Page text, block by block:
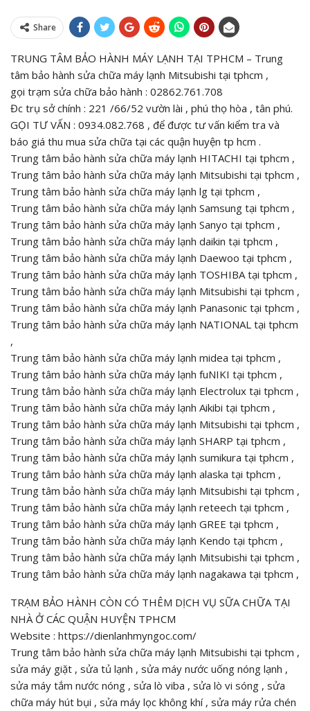
Share
TRUNG TÂM BẢO HÀNH MÁY LẠNH TẠI TPHCM – Trung
tâm bảo hành sửa chữa máy lạnh Mitsubishi tại tphcm ,
gọi trạm sửa chữa bảo hành : 02862.761.708
Đc trụ sở chính : 221 /66/52 vườn lài , phú thọ hòa , tân phú.
GỌI TƯ VẤN : 0934.082.768 , để được tư vấn kiểm tra và
báo giá thu mua sửa chữa tại các quận huyện tp hcm .
Trung tâm bảo hành sửa chữa máy lạnh HITACHI tại tphcm ,
Trung tâm bảo hành sửa chữa máy lạnh Mitsubishi tại tphcm ,
Trung tâm bảo hành sửa chữa máy lạnh lg tại tphcm ,
Trung tâm bảo hành sửa chữa máy lạnh Samsung tại tphcm ,
Trung tâm bảo hành sửa chữa máy lạnh Sanyo tại tphcm ,
Trung tâm bảo hành sửa chữa máy lạnh daikin tại tphcm ,
Trung tâm bảo hành sửa chữa máy lạnh Daewoo tại tphcm ,
Trung tâm bảo hành sửa chữa máy lạnh TOSHIBA tại tphcm ,
Trung tâm bảo hành sửa chữa máy lạnh Mitsubishi tại tphcm ,
Trung tâm bảo hành sửa chữa máy lạnh Panasonic tại tphcm ,
Trung tâm bảo hành sửa chữa máy lạnh NATIONAL tại tphcm
,
Trung tâm bảo hành sửa chữa máy lạnh midea tại tphcm ,
Trung tâm bảo hành sửa chữa máy lạnh fuNIKI tại tphcm ,
Trung tâm bảo hành sửa chữa máy lạnh Electrolux tại tphcm ,
Trung tâm bảo hành sửa chữa máy lạnh Aikibi tại tphcm ,
Trung tâm bảo hành sửa chữa máy lạnh Mitsubishi tại tphcm ,
Trung tâm bảo hành sửa chữa máy lạnh SHARP tại tphcm ,
Trung tâm bảo hành sửa chữa máy lạnh sumikura tại tphcm ,
Trung tâm bảo hành sửa chữa máy lạnh alaska tại tphcm ,
Trung tâm bảo hành sửa chữa máy lạnh Mitsubishi tại tphcm ,
Trung tâm bảo hành sửa chữa máy lạnh reteech tại tphcm ,
Trung tâm bảo hành sửa chữa máy lạnh GREE tại tphcm ,
Trung tâm bảo hành sửa chữa máy lạnh Kendo tại tphcm ,
Trung tâm bảo hành sửa chữa máy lạnh Mitsubishi tại tphcm ,
Trung tâm bảo hành sửa chữa máy lạnh nagakawa tại tphcm ,
TRẠM BẢO HÀNH CÒN CÓ THÊM DỊCH VỤ SỮA CHỮA TẠI
NHÀ Ở CÁC QUẬN HUYỆN TPHCM
Website : https://dienlanhmyngoc.com/
Trung tâm bảo hành sửa chữa máy lạnh Mitsubishi tại tphcm ,
sửa máy giặt , sửa tủ lạnh , sửa máy nước uống nóng lạnh ,
sửa máy tắm nước nóng , sửa lò viba , sửa lò vi sóng , sửa
chữa máy hút bụi , sửa máy lọc không khí , sửa máy rửa chén